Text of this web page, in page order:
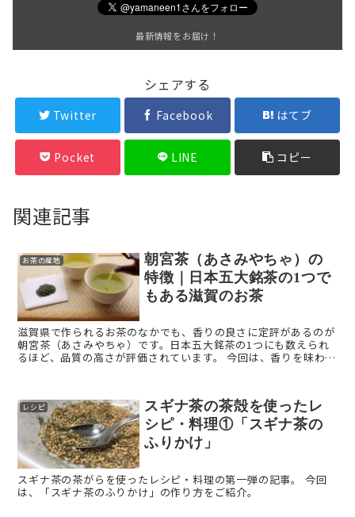
最新情報をお届け！
シェアする
Twitter Facebook はてブ
Pocket LINE コピー
関連記事
お茶の産地
朝宮茶（あさみやちゃ）の
特徴｜日本五大銘茶の1つで
もある滋賀のお茶
滋賀県で作られるお茶のなかでも、香りの良さに定評があるのが
朝宮茶（あさみやちゃ）です。日本五大銘茶の1つにも数えられ
るほど、品質の高さが評価されています。 今回は、香りを味わう
レシピ
スギナ茶の茶殻を使ったレ
シピ・料理①「スギナ茶の
ふりかけ」
スギナ茶の茶がらを使ったレシピ・料理の第一弾の記事。 今回
は、「スギナ茶のふりかけ」の作り方をご紹介。